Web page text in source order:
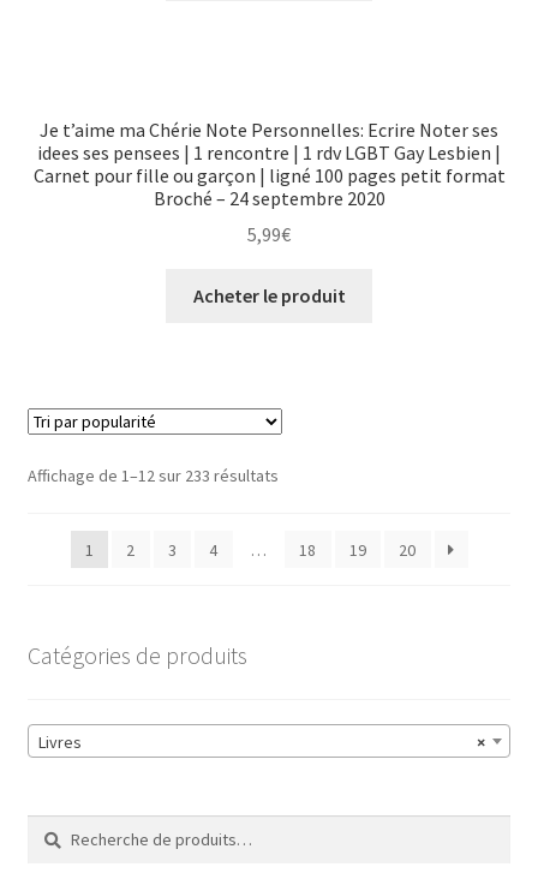
Je t’aime ma Chérie Note Personnelles: Ecrire Noter ses
idees ses pensees | 1 rencontre | 1 rdv LGBT Gay Lesbien |
Carnet pour fille ou garçon | ligné 100 pages petit format
Broché – 24 septembre 2020
5,99€
Acheter le produit
Affichage de 1–12 sur 233 résultats
1 2 3 4 … 18 19 20
Catégories de produits
×
Livres
Recherche
pour :
Recherche